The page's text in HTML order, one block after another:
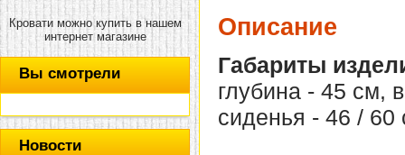
Кровати можно купить в нашем
интернет магазине
Вы смотрели
Новости
Описание
Габариты
глубина - 45 см,
сиденья - 46 / 60